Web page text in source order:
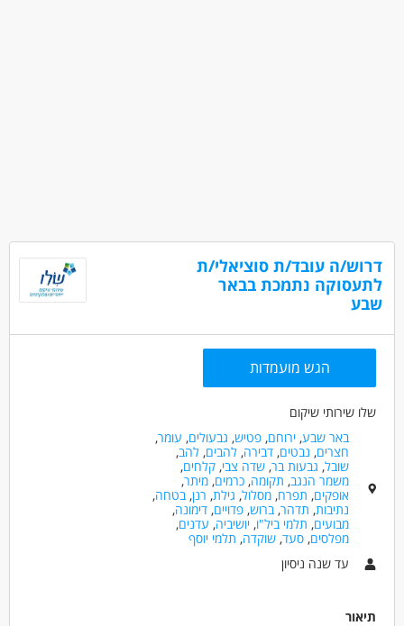
דרוש/ה עובד/ת סוציאלי/ת
לתעסוקה נתמכת בבאר
שבע
הגש מועמדות
שלו שירותי שיקום
באר שבע,ירוחם,פטיש, גבעולים, עומר,
חצרים, נבטים,דבירה,להבים,להב,
שובל, גבעות בר,שדה צבי,קלחים,
משמר הנגב, תקומה,כרמים,מיתר,
אופקים, תפרח,מסלול, גילת, רנן,בטחה,
נתיבות, תדהר,ברוש,פדויים,דימונה,
מבועים, תלמי ביל"ו,יושיביה, עדנים,
מפלסים,סעד,שוקדה, תלמי יוסף
עד שנה ניסיון
תיאור